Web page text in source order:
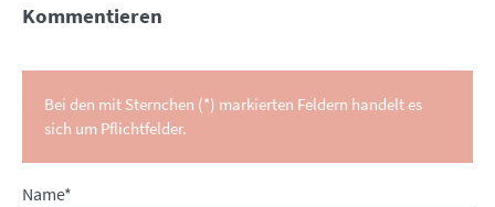
Kommentieren
Bei den mit Sternchen (*) markierten Feldern handelt es
sich um Pflichtfelder.
Pflichtfeld
Name*